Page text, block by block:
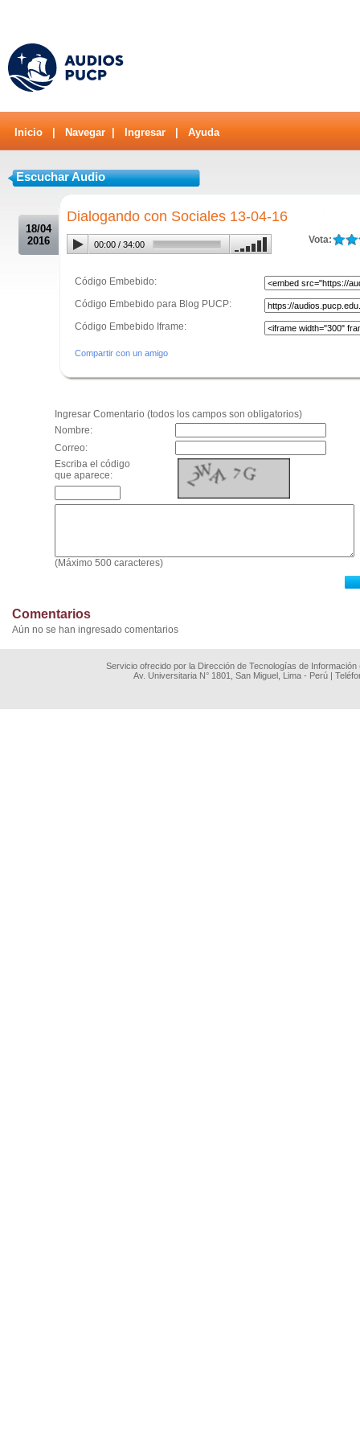
Inicio Navegar Ingresar Ayuda
Escuchar Audio
18/04
2016
Dialogando con Sociales 13-04-16
Vota:
00:00 / 34:00
Código Embebido:
Código Embebido para Blog PUCP:
Código Embebido Iframe:
Compartir con un amigo
Ingresar Comentario (todos los campos son obligatorios)
Nombre:
Correo:
Escriba el código
que aparece:
(Máximo 500 caracteres)
Comentarios
Aún no se han ingresado comentarios
Servicio ofrecido por la Dirección de Tecnologías de
Av. Universitaria N° 1801, San Miguel, Lima - Perú |